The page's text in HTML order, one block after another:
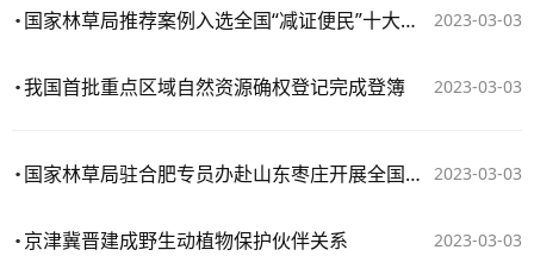
2023-03-03
国家林草局推荐案例入选全国“减证便民”十大典型案例
2023-03-03
我国首批重点区域自然资源确权登记完成登簿
2023-03-03
国家林草局驻合肥专员办赴山东枣庄开展全国两会前森林防火和林业安全生产工作督查
2023-03-03
京津冀晋建成野生动植物保护伙伴关系